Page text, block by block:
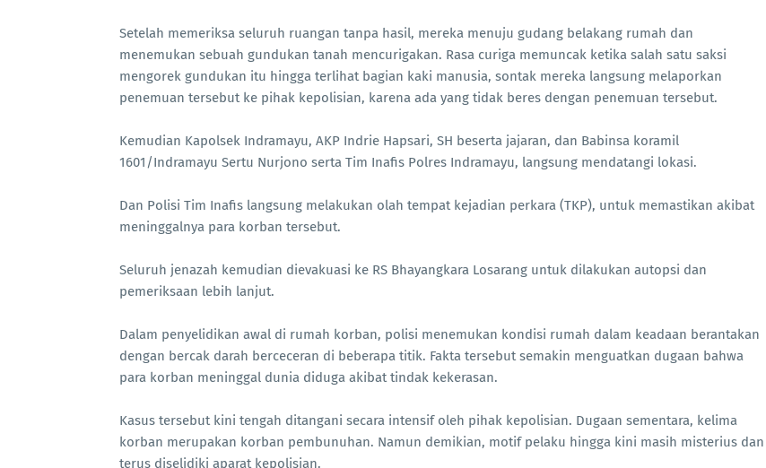
Setelah memeriksa seluruh ruangan tanpa hasil, mereka menuju gudang belakang rumah dan
menemukan sebuah gundukan tanah mencurigakan. Rasa curiga memuncak ketika salah satu saksi
mengorek gundukan itu hingga terlihat bagian kaki manusia, sontak mereka langsung melaporkan
penemuan tersebut ke pihak kepolisian, karena ada yang tidak beres dengan penemuan tersebut.
Kemudian ‎Kapolsek Indramayu, AKP Indrie Hapsari, SH beserta jajaran, dan Babinsa koramil
1601/Indramayu Sertu Nurjono serta Tim Inafis Polres Indramayu, langsung mendatangi lokasi.
Dan Polisi Tim Inafis langsung melakukan olah tempat kejadian perkara (TKP), untuk memastikan akibat
meninggalnya para korban tersebut.
Seluruh jenazah kemudian dievakuasi ke RS Bhayangkara Losarang untuk dilakukan autopsi dan
pemeriksaan lebih lanjut.
Dalam penyelidikan awal di rumah korban, polisi menemukan kondisi rumah dalam keadaan berantakan
dengan bercak darah berceceran di beberapa titik. Fakta tersebut semakin menguatkan dugaan bahwa
para korban meninggal dunia diduga akibat tindak kekerasan.
‎Kasus tersebut kini tengah ditangani secara intensif oleh pihak kepolisian. Dugaan sementara, kelima
korban merupakan korban pembunuhan. Namun demikian, motif pelaku hingga kini masih misterius dan
terus diselidiki aparat kepolisian.